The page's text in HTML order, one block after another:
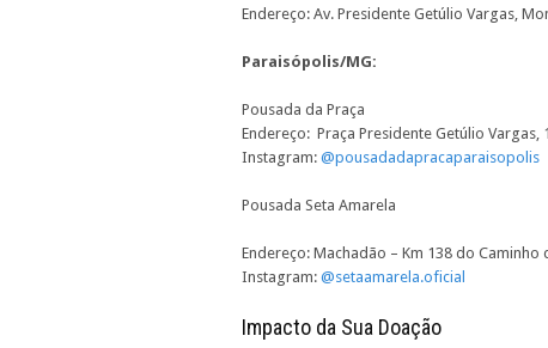
Endereço: Av. Presidente Getúlio Vargas,
Paraisópolis/MG:
Pousada da Praça
Endereço: Praça Presidente Getúlio Vargas,
Instagram: @pousadadapracaparaisopolis
Pousada Seta Amarela
Endereço: Machadão – Km 138 do Caminho
Instagram: @setaamarela.oficial
Impacto da Sua Doação